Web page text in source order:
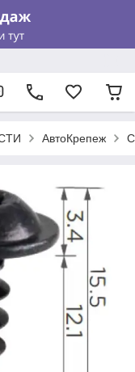
АвтоКрепеж